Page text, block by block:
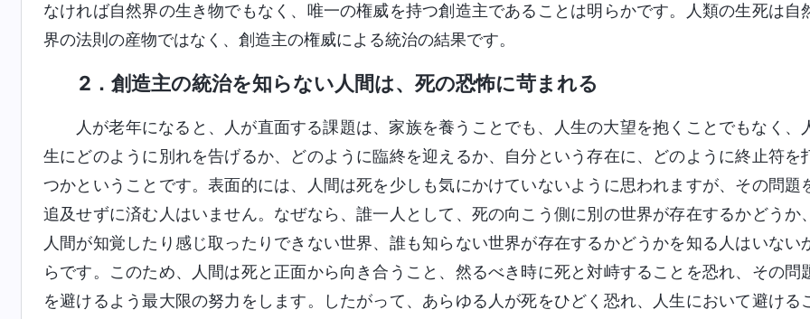
なければ自然界の生き物でもなく、唯一の権威を持つ創造主であることは明らかです。人類の生死は自
界の法則の産物ではなく、創造主の権威による統治の結果です。
2．創造主の統治を知らない人間は、死の恐怖に苛まれる
人が老年になると、人が直面する課題は、家族を養うことでも、人生の大望を抱くことでもなく、
生にどのように別れを告げるか、どのように臨終を迎えるか、自分という存在に、どのように終止符を
つかということです。表面的には、人間は死を少しも気にかけていないように思われますが、その問題
追及せずに済む人はいません。なぜなら、誰一人として、死の向こう側に別の世界が存在するかどうか、
人間が知覚したり感じ取ったりできない世界、誰も知らない世界が存在するかどうかを知る人はいない
らです。このため、人間は死と正面から向き合うこと、然るべき時に死と対峙することを恐れ、その問
を避けるよう最大限の努力をします。したがって、あらゆる人が死をひどく恐れ、人生において避ける